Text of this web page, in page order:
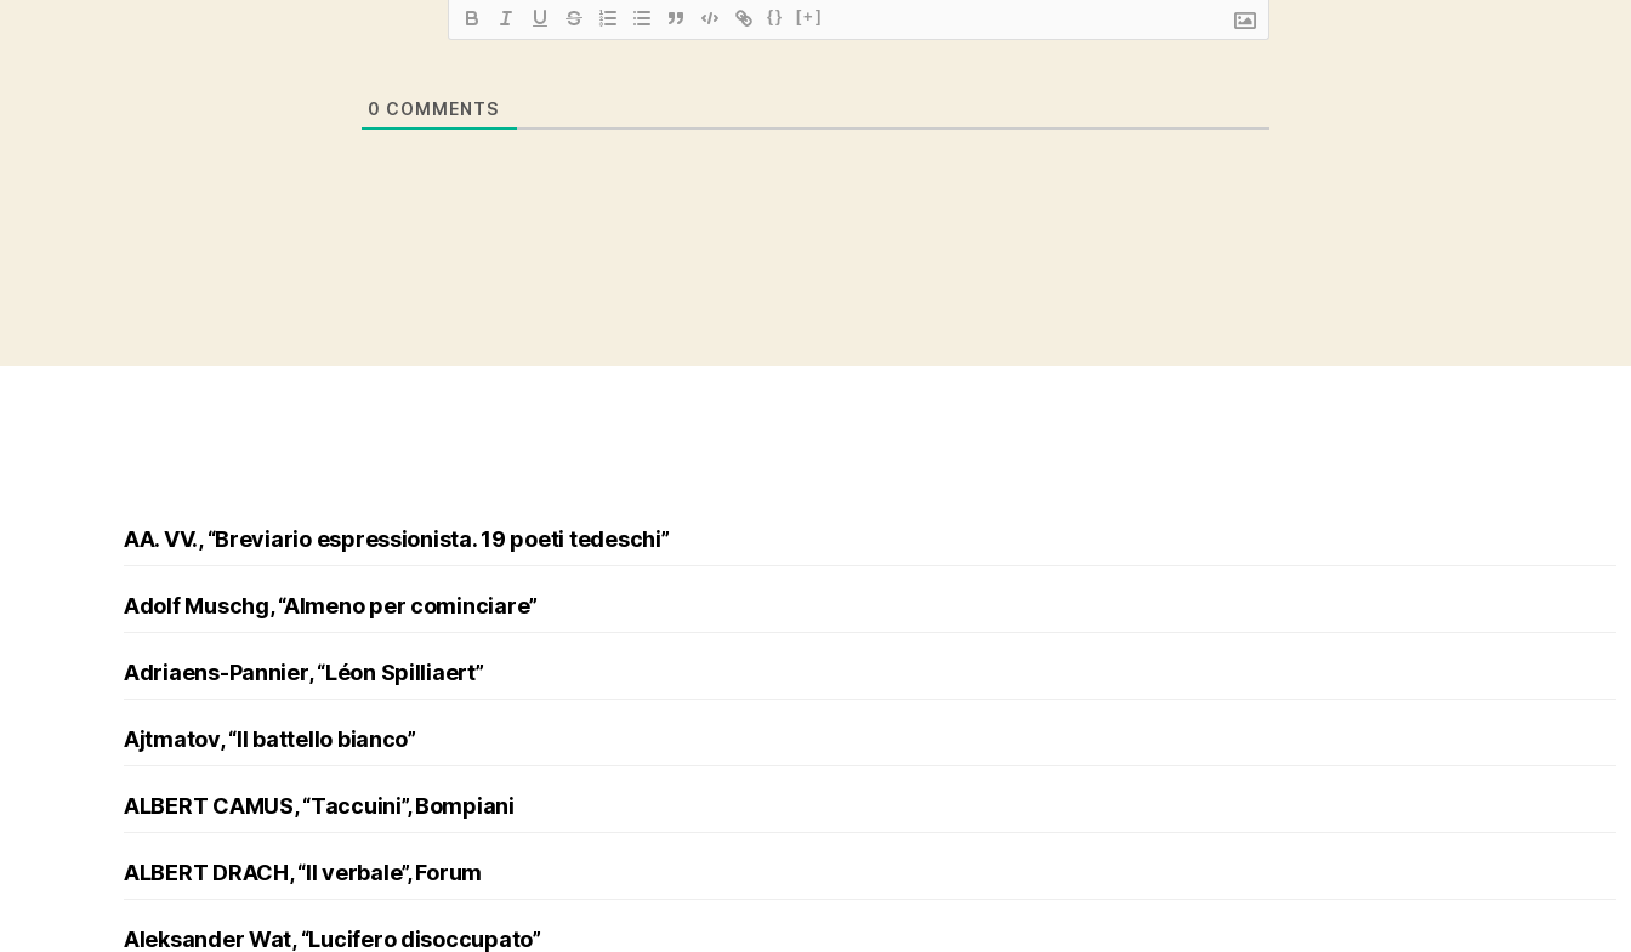
{} [+]
0 COMMENTS
AA. VV., “Breviario espressionista. 19 poeti tedeschi”
Adolf Muschg, “Almeno per cominciare”
Adriaens-Pannier, “Léon Spilliaert”
Ajtmatov, “Il battello bianco”
ALBERT CAMUS, “Taccuini”, Bompiani
ALBERT DRACH, “Il verbale”, Forum
Aleksander Wat, “Lucifero disoccupato”